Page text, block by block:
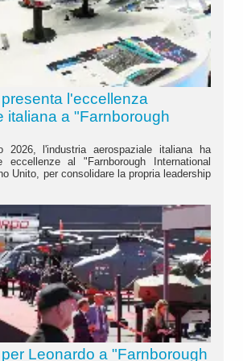
l'eccellenza
italiana a "Farnborough
l'industria aerospaziale italiana ha
eccellenze al "Farnborough International
Unito, per consolidare la propria leadership
Leonardo a "Farnborough